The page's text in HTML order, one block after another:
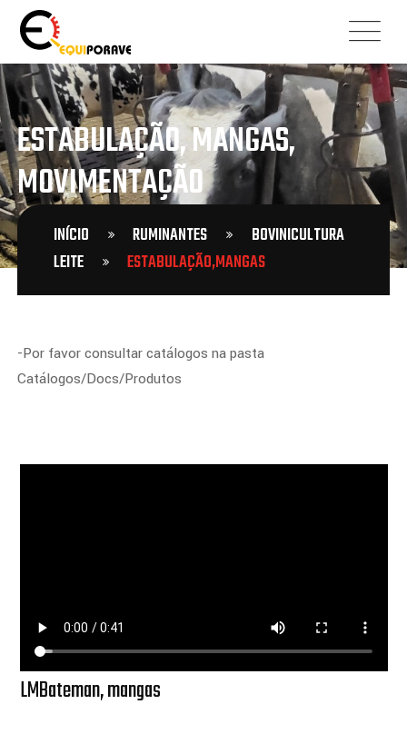
ESTABULAÇÃO, MANGAS,
MOVIMENTAÇÃO
INÍCIO RUMINANTES
BOVINICULTURA
LEITE
ESTABULAÇÃO,MANGAS
-Por favor consultar catálogos na pasta
Catálogos/Docs/Produtos
LMBateman, mangas